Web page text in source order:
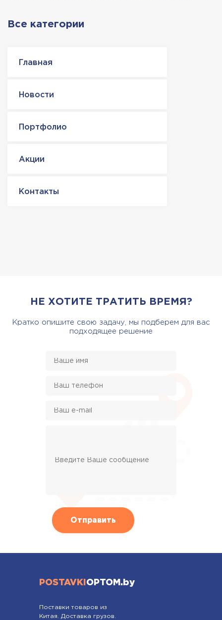
Все категории
Главная
Новости
Портфолио
Акции
Контакты
НЕ ХОТИТЕ ТРАТИТЬ ВРЕМЯ?
Кратко опишите свою задачу, мы подберем для вас
подходящее решение
POSTAVKI OPTOM.by
Поставки товаров из
Китая. Доставка грузов.